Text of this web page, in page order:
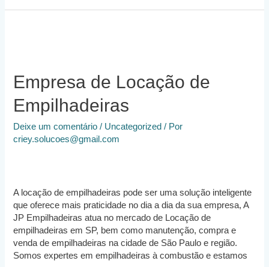
São
Empresa de Locação de
Empilhadeiras
Deixe um comentário / Uncategorized / Por
criey.solucoes@gmail.com
A locação de empilhadeiras pode ser uma solução inteligente
que oferece mais praticidade no dia a dia da sua empresa, A
JP Empilhadeiras atua no mercado de Locação de
empilhadeiras em SP, bem como manutenção, compra e
venda de empilhadeiras na cidade de São Paulo e região.
Somos expertes em empilhadeiras à combustão e estamos